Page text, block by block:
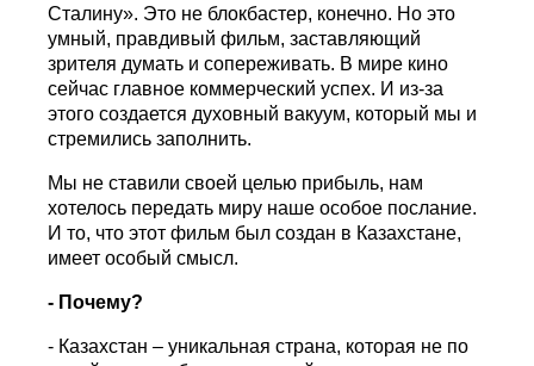
Сталину». Это не блокбастер, конечно. Но это
умный, правдивый фильм, заставляющий
зрителя думать и сопереживать. В мире кино
сейчас главное коммерческий успех. И из-за
этого создается духовный вакуум, который мы и
стремились заполнить.
Мы не ставили своей целью прибыль, нам
хотелось передать миру наше особое послание.
И то, что этот фильм был создан в Казахстане,
имеет особый смысл.
- Почему?
- Казахстан – уникальная страна, которая не по